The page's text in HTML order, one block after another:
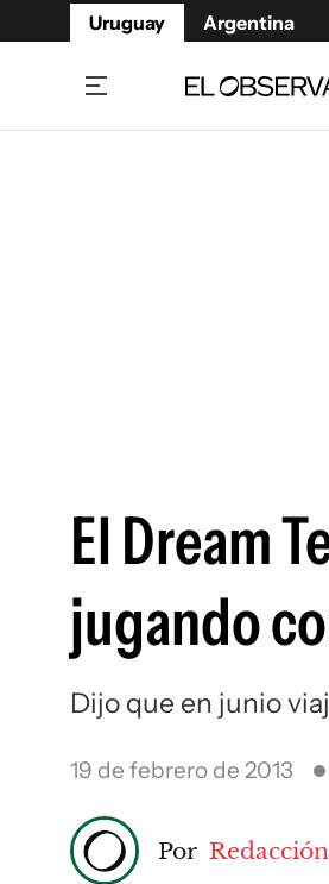
Uruguay Argentina
El Dream
jugando
Dijo que en junio
19 de febrero de 2013
Por Redacción